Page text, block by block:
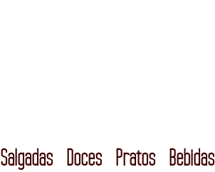
Salgadas Doces Pratos Bebidas